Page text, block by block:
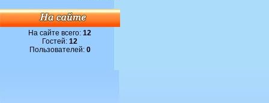
На сайте всего:12
Гостей:12
Пользователей: 0